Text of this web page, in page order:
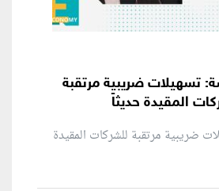
تسهيلات ضريبية مرتقبة
المقيدة حديثاً
ضريبية مرتقبة للشركات المقيدة